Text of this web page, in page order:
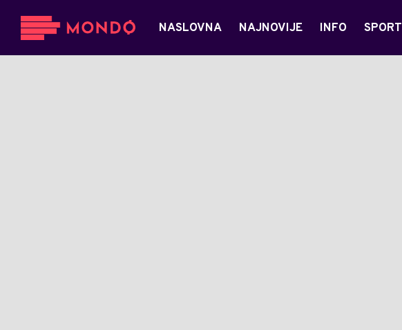
NASLOVNA NAJNOVIJE INFO SPORT